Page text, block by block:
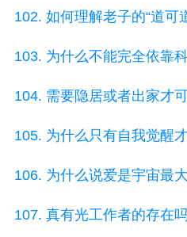
102. 如何理解老子的“道可
103. 为什么不能完全依靠
104. 需要隐居或者出家才
105. 为什么只有自我觉醒
106. 为什么说爱是宇宙最
107. 真有光工作者的存在